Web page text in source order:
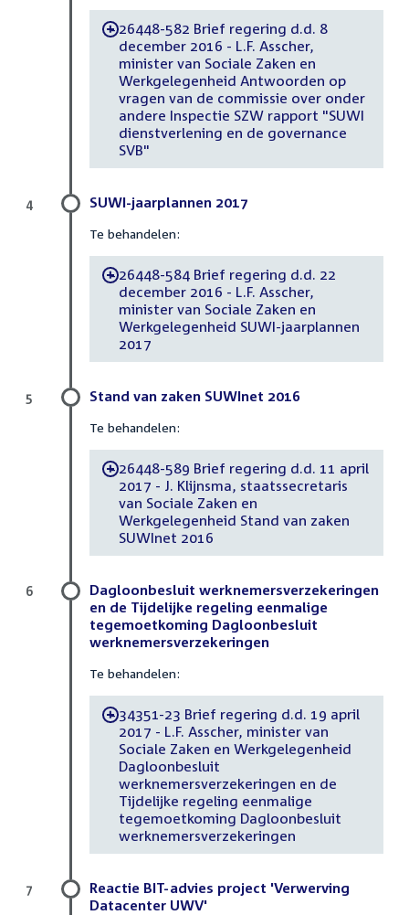
-26448-582 Brief regering d.d. 8
december 2016 - L.F. Asscher,
minister van Sociale Zaken en
Werkgelegenheid Antwoorden op
vragen van de commissie over onder
andere Inspectie SZW rapport "SUWI
dienstverlening en de governance
SVB"
SUWI-jaarplannen 2017
Te behandelen:
-26448-584 Brief regering d.d. 22
december 2016 - L.F. Asscher,
minister van Sociale Zaken en
Werkgelegenheid SUWI-jaarplannen
2017
4
Stand van zaken SUWInet 2016
Te behandelen:
-26448-589 Brief regering d.d. 11 april
2017 - J. Klijnsma, staatssecretaris
van Sociale Zaken en
Werkgelegenheid Stand van zaken
SUWInet 2016
5
Dagloonbesluit werknemersverzekeringen
en de Tijdelijke regeling eenmalige
tegemoetkoming Dagloonbesluit
werknemersverzekeringen
Te behandelen:
-34351-23 Brief regering d.d. 19 april
2017 - L.F. Asscher, minister van
Sociale Zaken en Werkgelegenheid
Dagloonbesluit
werknemersverzekeringen en de
Tijdelijke regeling eenmalige
tegemoetkoming Dagloonbesluit
werknemersverzekeringen
6
Reactie BIT-advies project 'Verwerving
Datacenter UWV'
7